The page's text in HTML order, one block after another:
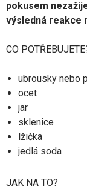
pokusem
výsledná reakce
CO
ubrousky nebo
ocet
jar
sklenice
lžička
jedlá soda
JAK NA TO?